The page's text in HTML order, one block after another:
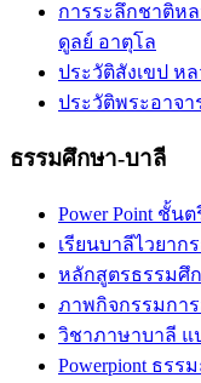
การระลึกชาติห
ดูลย์ อาตุโล
ประวัติสังเขป ห
ประวัติ​พระ​อาจ
ธรรมศึกษา-บาลี
Power Point ชั้นต
เรียนบาลีไวยาก
หลักสูตรธรรมศึ
ภาพกิจกรรมกา
วิชาภาษาบาลี แ
Powerpiont ธรรม